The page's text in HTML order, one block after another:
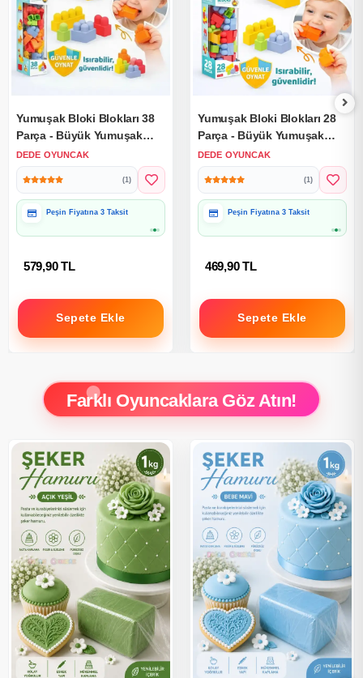
Yumuşak Bloki Blokları 38
Parça - Büyük Yumuşak
Bloklar - Büyük Soft Lego
Oyuncakları
DEDE OYUNCAK
(1)
Peşin Fiyatına 3 Taksit
579,90 TL
Sepete Ekle
Yumuşak Bloki Blokları 28
Parça - Büyük Yumuşak
Bloklar - Büyük Soft Lego
Oyuncakları
DEDE OYUNCAK
(1)
Peşin Fiyatına 3 Taksit
469,90 TL
Sepete Ekle
Farklı Oyuncaklara Göz Atın!